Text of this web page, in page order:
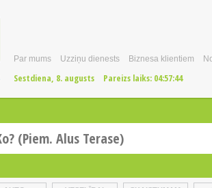
Par mums Uzziņu dienests Biznesa klientiem
Sestdiena, 8. augusts Pareizs laiks: 04:57:44